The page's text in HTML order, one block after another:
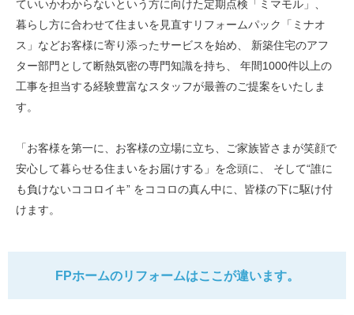
ていいかわからないという方に向けた定期点検「ミマモル」、
暮らし方に合わせて住まいを見直すリフォームパック「ミナオ
ス」などお客様に寄り添ったサービスを始め、
新築住宅のアフ
ター部門として断熱気密の専門知識を持ち、
年間1000件以上の
工事を担当する経験豊富なスタッフが最善のご提案をいたしま
す。
「お客様を第一に、お客様の立場に立ち、ご家族皆さまが笑顔で
安心して暮らせる住まいをお届けする」を念頭に、
そして“誰に
も負けないココロイキ” をココロの真ん中に、皆様の下に駆け付
けます。
FPホームのリフォームはここが違います。